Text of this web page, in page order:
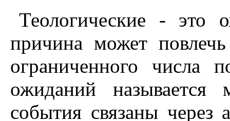
Теологические -
причина может
ограниченного числа
ожиданий называется
события связаны через